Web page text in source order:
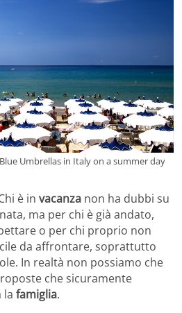
Umbrellas in Italy on a summer day
è in vacanza non ha dubbi su
ma per chi è già andato,
o per chi proprio non
da affrontare, soprattutto
In realtà non possiamo che
che sicuramente
la famiglia.